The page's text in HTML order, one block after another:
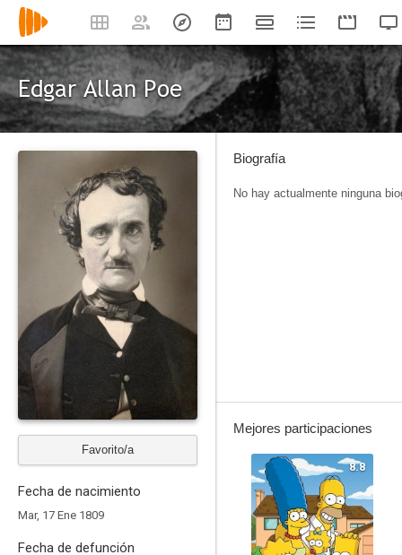
Edgar Allan Poe
Favorito/a
Fecha de nacimiento
Mar, 17 Ene 1809
Fecha de defunción
Biografía
No hay actualmente ninguna
Mejores participaciones
8.8